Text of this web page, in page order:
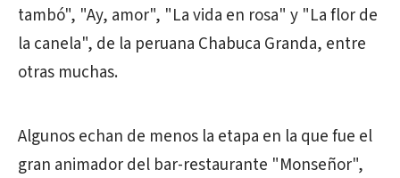
tambó", "Ay, amor", "La vida en rosa" y "La flor de
la canela", de la peruana Chabuca Granda, entre
otras muchas.
Algunos echan de menos la etapa en la que fue el
gran animador del bar-restaurante "Monseñor",